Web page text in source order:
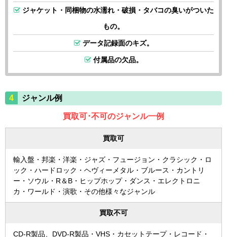
ジャケット・同梱物の水濡れ・破損・タバコの臭いがついた
もの。
データ記録面のキズ。
付属品の欠品。
ジャンル例
買取可･不可のジャンル一例
買取可
輸入盤・邦楽・洋楽・ジャズ・フュージョン・クラシック・ロ
ック・ハードロック・ヘヴィーメタル・ブルース・カントリ
ー・ソウル・R＆B・ヒップホップ・ダンス・エレクトロニ
カ・ワールド・演歌・その他様々なジャンル
買取不可
CD-R製品、DVD-R製品・VHS・カセットテープ・レコード・